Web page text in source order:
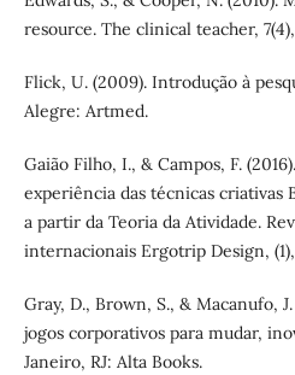
resource. The clinical teacher,
Flick, U. (2009). Introdução à
Alegre: Artmed.
Gaião Filho, I., & Campos, F.
experiência das técnicas
a partir da Teoria da Atividade.
internacionais Ergotrip Design, (1),
Gray, D., Brown, S., & Macanufo,
jogos corporativos para mudar,
Janeiro, RJ: Alta Books.